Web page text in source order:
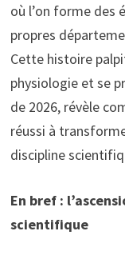
où l’on forme des
propres
Cette histoire
physiologie et se
de 2026, révèle
réussi à
discipline
En bref :
scientifique